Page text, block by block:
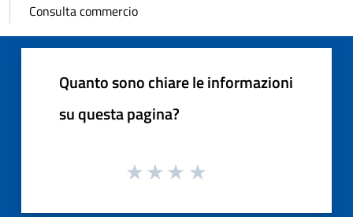
Consulta commercio
Quanto sono chiare le informazioni
su questa pagina?